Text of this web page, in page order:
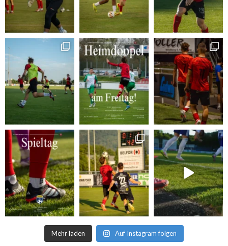
Mehr laden Auf Instagram folgen